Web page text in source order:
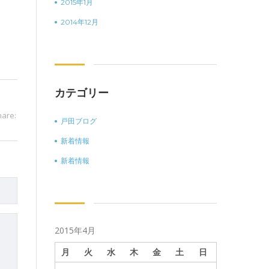
2015年1月
2014年12月
カテゴリー
戸田ブログ
新着情報
新着情報
2015年4月
月
火 水 木 金 土
日